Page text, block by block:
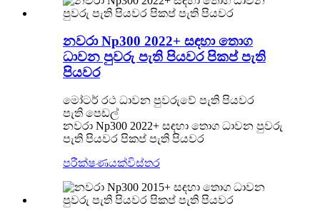
නවරා Np300 2022+ සඳහා තොග
ධාවන පුවරු පැති පියවර පිකප් පැති
පියවර
මෝටර් රථ ධාවන පුවරුවේ පැති පියවර
පැති පෙඩල්
නවරා Np300 2022+ සඳහා තොග ධාවන පුවරු
පැති පියවර පිකප් පැති පියවර
පරීක්ෂණයක්විස්තර